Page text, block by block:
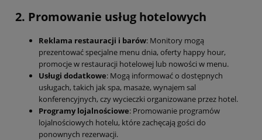
2. Promowanie usług hotelowych
Reklama restauracji i barów: Monitory mogą
prezentować specjalne menu dnia, oferty happy hour,
promocje w restauracji hotelowej lub nowości w menu.
Usługi dodatkowe: Mogą informować o dostępnych
usługach, takich jak spa, masaże, wynajem sal
konferencyjnych, czy wycieczki organizowane przez hotel.
Programy lojalnościowe: Promowanie programów
lojalnościowych hotelu, które zachęcają gości do
ponownych rezerwacji.